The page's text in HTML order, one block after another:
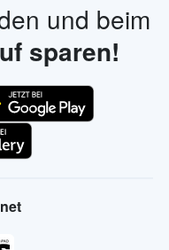
und beim
sparen!